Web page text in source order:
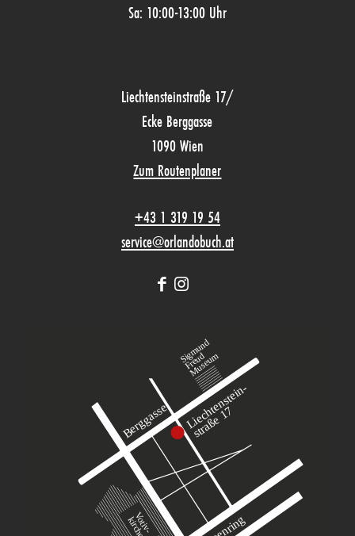
Sa: 10:00-13:00 Uhr
Liechtensteinstraße 17/
Ecke Berggasse
1090 Wien
Zum Routenplaner
+43 1 319 19 54
service@orlandobuch.at